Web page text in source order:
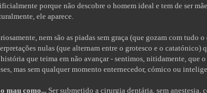
porque não descobre o homem ideal e tem de ser mãe
ele aparece.
nem são as piadas sem graça (que gozam com tudo
nulas (que alternam entre o grotesco e o catatónico)
que teima em não avançar - sentimos, nitidamente, que
mas sem qualquer momento enternecedor, cómico ou
mau como... Ser submetido a cirurgia dentária, sem